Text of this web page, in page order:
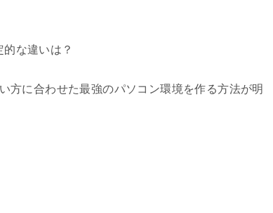
な違いは？
方に合わせた最強のパソコン環境を作る方法が明